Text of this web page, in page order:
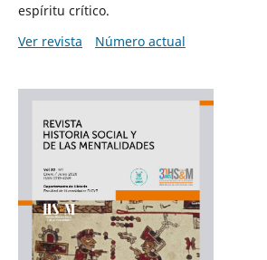
espíritu crítico.
Ver revista
Número actual